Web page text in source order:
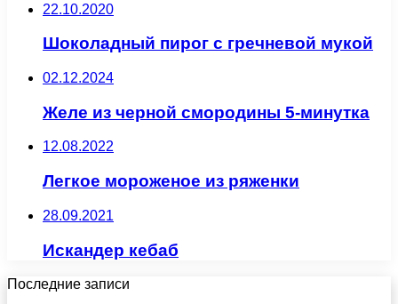
22.10.2020
Шоколадный пирог с гречневой мукой
02.12.2024
Желе из черной смородины 5-минутка
12.08.2022
Легкое мороженое из ряженки
28.09.2021
Искандер кебаб
Последние записи